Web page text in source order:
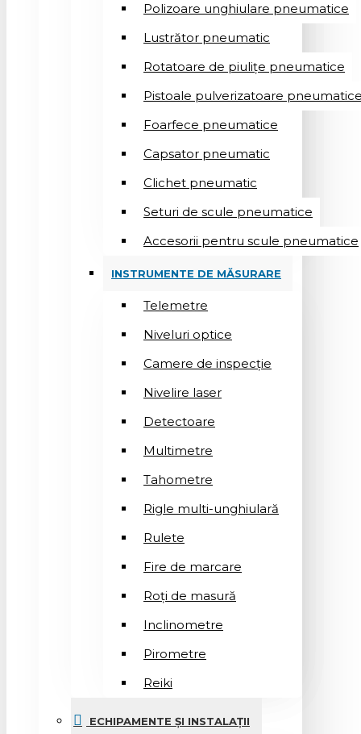
Polizoare unghiulare pneumatice
Lustrător pneumatic
Rotatoare de piulițe pneumatice
Pistoale pulverizatoare
Foarfece pneumatice
Capsator pneumatic
Clichet pneumatic
Seturi de scule pneumatice
Accesorii pentru scule pneumatice
INSTRUMENTE DE MĂSURARE
Telemetre
Niveluri optice
Camere de inspecție
Nivelire laser
Detectoare
Multimetre
Tahometre
Rigle multi-unghiulară
Rulete
Fire de marcare
Roți de masură
Inclinometre
Pirometre
Reiki
ECHIPAMENTE ȘI INSTALAȚII